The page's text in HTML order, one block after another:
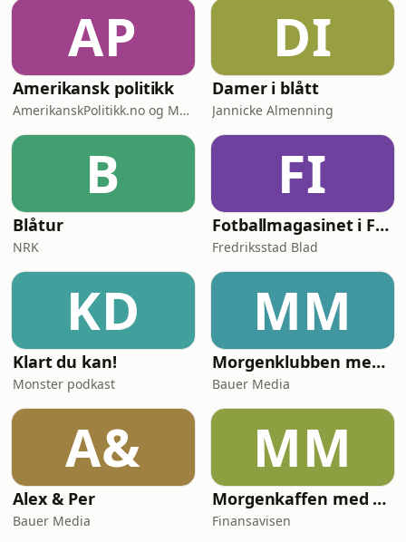
AP
Amerikansk politikk
AmerikanskPolitikk.no og Moderne Media
DI
Damer i blått
Jannicke Almenning
B
Blåtur
NRK
FI
Fotballmagasinet i Fredrikstad
Fredriksstad Blad
KD
Klart du kan!
Monster podkast
MM
Morgenklubben med Loven & Co
Bauer Media
A&
Alex & Per
Bauer Media
MM
Morgenkaffen med Finansavisen
Finansavisen